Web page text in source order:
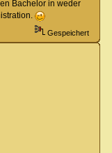
Bachelor in weder
Gespeichert